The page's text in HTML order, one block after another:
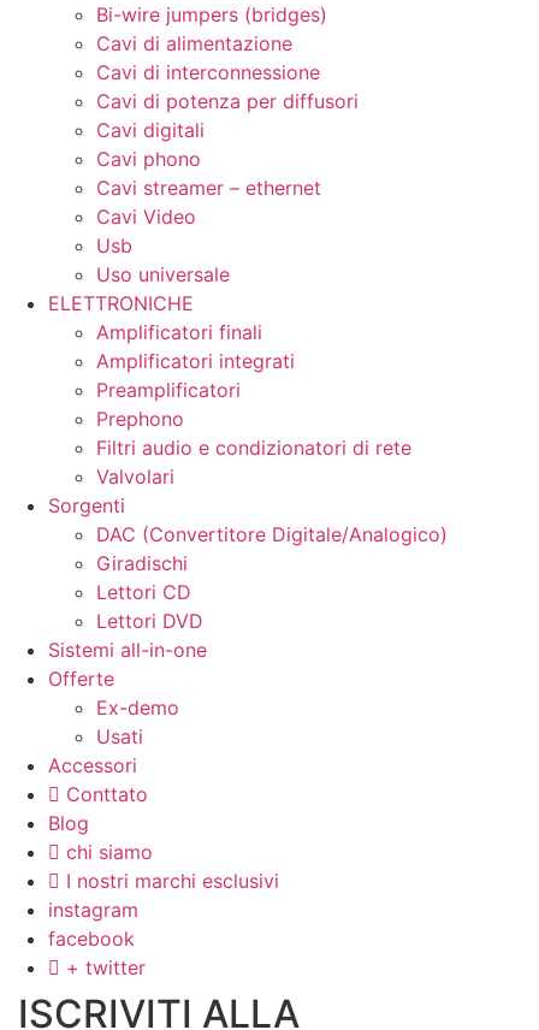
Bi-wire jumpers (bridges)
Cavi di alimentazione
Cavi di interconnessione
Cavi di potenza per diffusori
Cavi digitali
Cavi phono
Cavi streamer – ethernet
Cavi Video
Usb
Uso universale
ELETTRONICHE
Amplificatori finali
Amplificatori integrati
Preamplificatori
Prephono
Filtri audio e condizionatori di rete
Valvolari
Sorgenti
DAC (Convertitore Digitale/Analogico)
Giradischi
Lettori CD
Lettori DVD
Sistemi all-in-one
Offerte
Ex-demo
Usati
Accessori
Conttato
Blog
chi siamo
I nostri marchi esclusivi
instagram
facebook
+ twitter
ISCRIVITI ALLA